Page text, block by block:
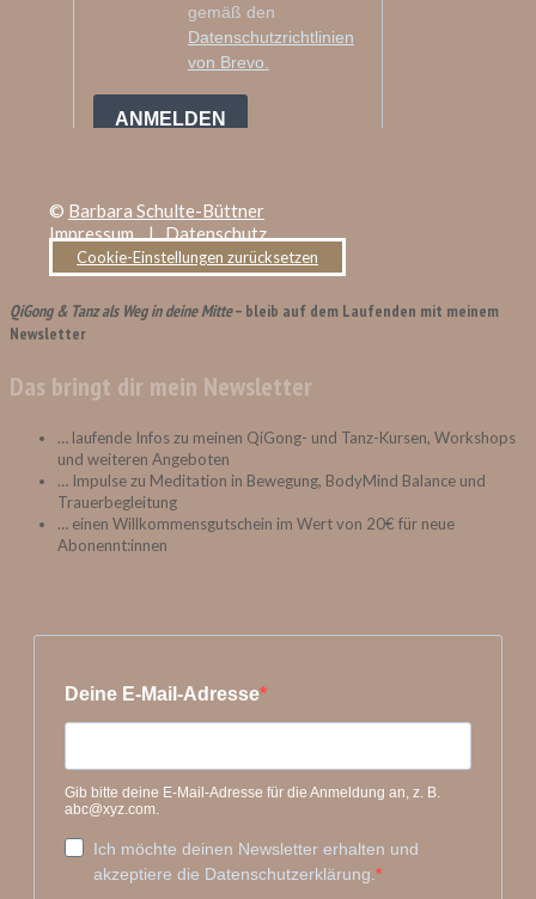
© Barbara Schulte-Büttner
Impressum | Datenschutz
Cookie-Einstellungen zurücksetzen
QiGong & Tanz als Weg in deine Mitte– bleib auf dem Laufenden mit meinem
Newsletter
Das bringt dir mein Newsletter
… laufende Infos zu meinen QiGong- und Tanz-Kursen, Workshops
und weiteren Angeboten
… Impulse zu Meditation in Bewegung, BodyMind Balance und
Trauerbegleitung
… einen Willkommensgutschein im Wert von 20€ für neue
Abonennt:innen